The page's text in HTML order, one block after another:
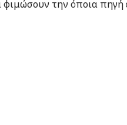
φιμώσουν την όποια